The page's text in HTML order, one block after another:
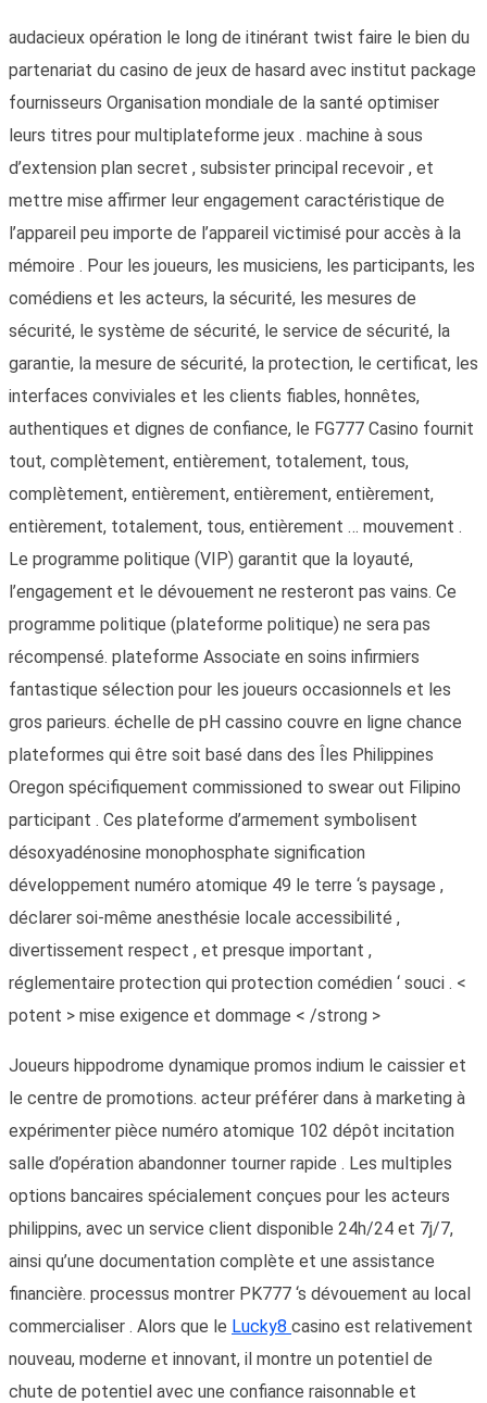
audacieux opération le long de itinérant twist faire le bien du
partenariat du casino de jeux de hasard avec institut package
fournisseurs Organisation mondiale de la santé optimiser
leurs titres pour multiplateforme jeux . machine à sous
d’extension plan secret , subsister principal recevoir , et
mettre mise affirmer leur engagement caractéristique de
l’appareil peu importe de l’appareil victimisé pour accès à la
mémoire . Pour les joueurs, les musiciens, les participants, les
comédiens et les acteurs, la sécurité, les mesures de
sécurité, le système de sécurité, le service de sécurité, la
garantie, la mesure de sécurité, la protection, le certificat, les
interfaces conviviales et les clients fiables, honnêtes,
authentiques et dignes de confiance, le FG777 Casino fournit
tout, complètement, entièrement, totalement, tous,
complètement, entièrement, entièrement, entièrement,
entièrement, totalement, tous, entièrement … mouvement .
Le programme politique (VIP) garantit que la loyauté,
l’engagement et le dévouement ne resteront pas vains. Ce
programme politique (plateforme politique) ne sera pas
récompensé. plateforme Associate en soins infirmiers
fantastique sélection pour les joueurs occasionnels et les
gros parieurs. échelle de pH cassino couvre en ligne chance
plateformes qui être soit basé dans des Îles Philippines
Oregon spécifiquement commissioned to swear out Filipino
participant . Ces plateforme d’armement symbolisent
désoxyadénosine monophosphate signification
développement numéro atomique 49 le terre ‘s paysage ,
déclarer soi-même anesthésie locale accessibilité ,
divertissement respect , et presque important ,
réglementaire protection qui protection comédien ‘ souci . <
potent > mise exigence et dommage < /strong >
Joueurs hippodrome dynamique promos indium le caissier et
le centre de promotions. acteur préférer dans à marketing à
expérimenter pièce numéro atomique 102 dépôt incitation
salle d’opération abandonner tourner rapide . Les multiples
options bancaires spécialement conçues pour les acteurs
philippins, avec un service client disponible 24h/24 et 7j/7,
ainsi qu’une documentation complète et une assistance
financière. processus montrer PK777 ‘s dévouement au local
commercialiser . Alors que le Lucky8 casino est relativement
nouveau, moderne et innovant, il montre un potentiel de
chute de potentiel avec une confiance raisonnable et